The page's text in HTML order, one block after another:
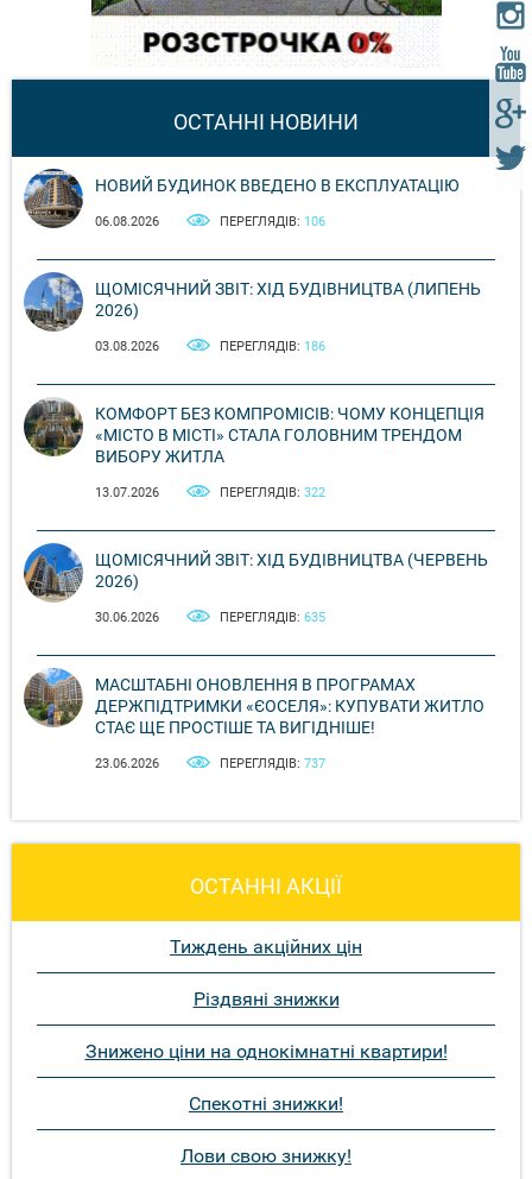
ОСТАННІ НОВИНИ
НОВИЙ БУДИНОК ВВЕДЕНО В ЕКСПЛУАТАЦІЮ
06.08.2026 ПЕРЕГЛЯДІВ: 106
ЩОМІСЯЧНИЙ ЗВІТ: ХІД БУДІВНИЦТВА (ЛИПЕНЬ
2026)
03.08.2026 ПЕРЕГЛЯДІВ: 186
КОМФОРТ БЕЗ КОМПРОМІСІВ: ЧОМУ КОНЦЕПЦІЯ
«МІСТО В МІСТІ» СТАЛА ГОЛОВНИМ ТРЕНДОМ
ВИБОРУ ЖИТЛА
13.07.2026 ПЕРЕГЛЯДІВ: 322
ЩОМІСЯЧНИЙ ЗВІТ: ХІД БУДІВНИЦТВА (ЧЕРВЕНЬ
2026)
30.06.2026 ПЕРЕГЛЯДІВ: 635
МАСШТАБНІ ОНОВЛЕННЯ В ПРОГРАМАХ
ДЕРЖПІДТРИМКИ «ЄОСЕЛЯ»: КУПУВАТИ ЖИТЛО
СТАЄ ЩЕ ПРОСТІШЕ ТА ВИГІДНІШЕ!
23.06.2026 ПЕРЕГЛЯДІВ: 737
ОСТАННІ АКЦІЇ
Тиждень акційних цін
Різдвяні знижки
Знижено ціни на однокімнатні квартири!
Спекотні знижки!
Лови свою знижку!